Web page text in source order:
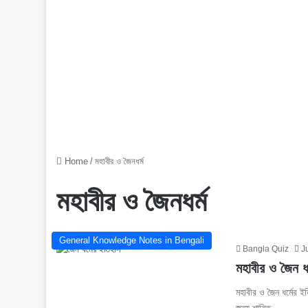
Home / মহাবীর ও জৈনধর্ম
মহাবীর ও জৈনধর্ম
General Knowledge Notes in Bengali
Bangla Quiz
মহাবীর ও জৈন
মহাবীর ও জৈন ধর্মের